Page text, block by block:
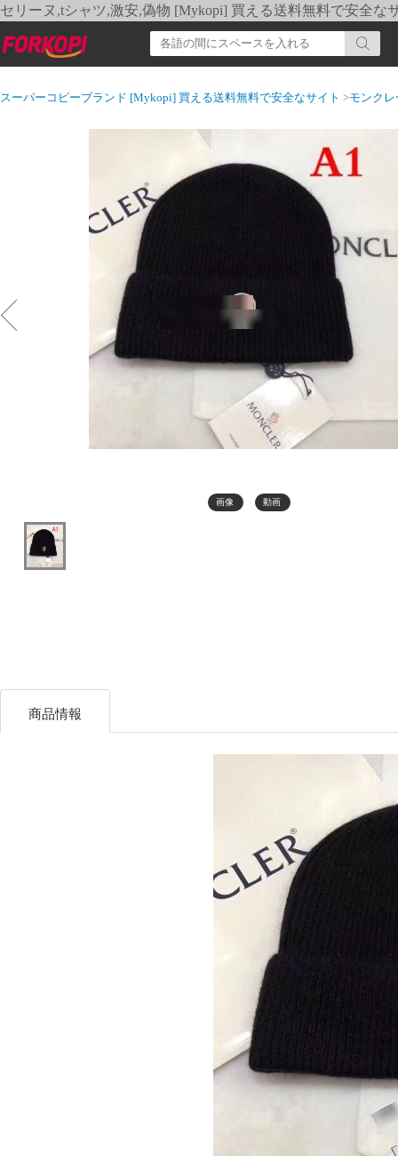
セリーヌ,tシャツ,激安,偽物 [Mykopi] 買える送料無料で安全な
スーパーコピーブランド [Mykopi] 買える送料無料で安全なサイト >モンク
画像 動画
商品情報